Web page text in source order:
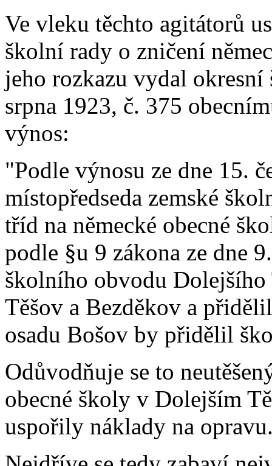
Ve vleku těchto agitátorů
školní rady o zničení
jeho rozkazu vydal
srpna 1923, č. 375
výnos:
"Podle výnosu ze dne 15.
místopředseda zemské
tříd na německé obecné
podle §u 9 zákona ze dne
školního obvodu
Těšov a Bezděkov a
osadu Bošov by přidělil
Odůvodňuje se to
obecné školy v Dolejším
uspořily náklady na